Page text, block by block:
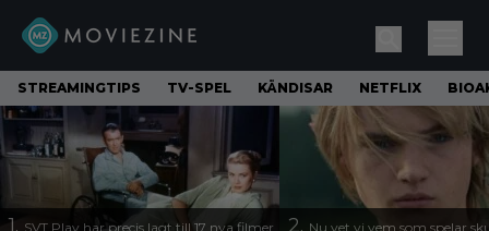
STREAMINGTIPS TV-SPEL KÄNDISAR NETFLIX
1. SVT Play har precis lagt till 17 nya filmer
2. Nu vet vi vem som spelar